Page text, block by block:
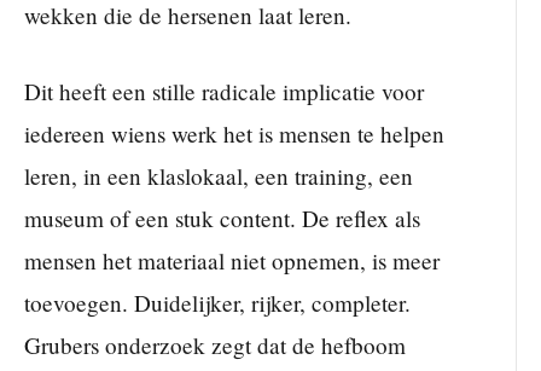
wekken die de hersenen laat leren.
Dit heeft een stille radicale implicatie voor
iedereen wiens werk het is mensen te helpen
leren, in een klaslokaal, een training, een
museum of een stuk content. De reflex als
mensen het materiaal niet opnemen, is meer
toevoegen. Duidelijker, rijker, completer.
Grubers onderzoek zegt dat de hefboom